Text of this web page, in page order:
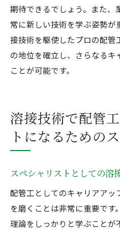
期待できるでしょう。また、
常に新しい技術を学ぶ姿勢が
接技術を駆使したプロの配管
の地位を確立し、さらなるキ
ことが可能です。
溶接技術で配管
トになるための
スペシャリストとしての溶
配管工としてのキャリアアッ
を磨くことは非常に重要です
理論をしっかりと学ぶことが